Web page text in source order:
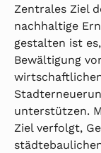
Zentrales Ziel
nachhaltige
gestalten ist
Bewältigung
unterstützen.
Ziel verfolgt,